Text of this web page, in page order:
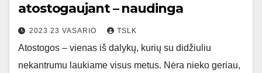
atostogaujant – naudinga
2023 23 VASARIO TSLK
Atostogos – vienas iš dalykų, kurių su didžiuliu
nekantrumu laukiame visus metus. Nėra nieko geriau,